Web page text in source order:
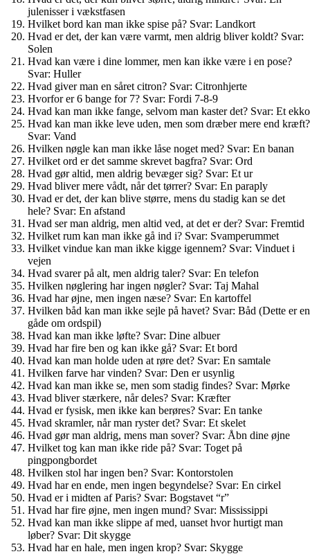
julenisser i vækstfasen
Hvilket bord kan man ikke spise på? Svar: Landkort
Hvad er det, der kan være varmt, men aldrig bliver koldt? Svar:
Solen
Hvad kan være i dine lommer, men kan ikke være i en pose?
Svar: Huller
Hvad giver man en såret citron? Svar: Citronhjerte
Hvorfor er 6 bange for 7? Svar: Fordi 7-8-9
Hvad kan man ikke fange, selvom man kaster det? Svar: Et ekko
Hvad kan man ikke leve uden, men som dræber mere end kræft?
Svar: Vand
Hvilken nøgle kan man ikke låse noget med? Svar: En banan
Hvilket ord er det samme skrevet bagfra? Svar: Ord
Hvad gør altid, men aldrig bevæger sig? Svar: Et ur
Hvad bliver mere vådt, når det tørrer? Svar: En paraply
Hvad er det, der kan blive større, mens du stadig kan se det
hele? Svar: En afstand
Hvad ser man aldrig, men altid ved, at det er der? Svar: Fremtid
Hvilket rum kan man ikke gå ind i? Svar: Svamperummet
Hvilket vindue kan man ikke kigge igennem? Svar: Vinduet i
vejen
Hvad svarer på alt, men aldrig taler? Svar: En telefon
Hvilken nøglering har ingen nøgler? Svar: Taj Mahal
Hvad har øjne, men ingen næse? Svar: En kartoffel
Hvilken båd kan man ikke sejle på havet? Svar: Båd (Dette er en
gåde om ordspil)
Hvad kan man ikke løfte? Svar: Dine albuer
Hvad har fire ben og kan ikke gå? Svar: Et bord
Hvad kan man holde uden at røre det? Svar: En samtale
Hvilken farve har vinden? Svar: Den er usynlig
Hvad kan man ikke se, men som stadig findes? Svar: Mørke
Hvad bliver stærkere, når deles? Svar: Kræfter
Hvad er fysisk, men ikke kan berøres? Svar: En tanke
Hvad skramler, når man ryster det? Svar: Et skelet
Hvad gør man aldrig, mens man sover? Svar: Åbn dine øjne
Hvilket tog kan man ikke ride på? Svar: Toget på
pingpongbordet
Hvilken stol har ingen ben? Svar: Kontorstolen
Hvad har en ende, men ingen begyndelse? Svar: En cirkel
Hvad er i midten af Paris? Svar: Bogstavet “r”
Hvad har fire øjne, men ingen mund? Svar: Mississippi
Hvad kan man ikke slippe af med, uanset hvor hurtigt man
løber? Svar: Dit skygge
Hvad har en hale, men ingen krop? Svar: Skygge